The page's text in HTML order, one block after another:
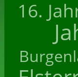
16.